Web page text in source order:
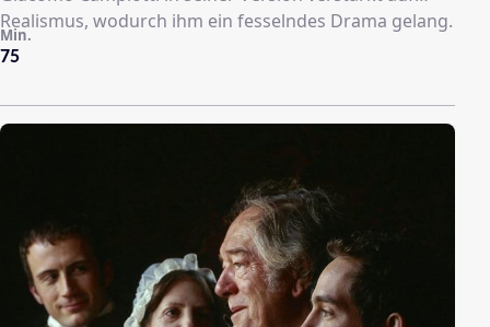
Realismus, wodurch ihm ein fesselndes Drama gelang.
75
Min.